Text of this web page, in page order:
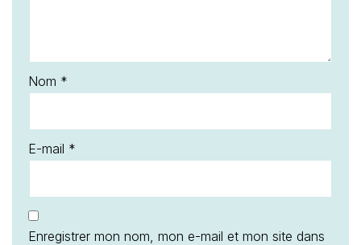
Nom *
E-mail *
Enregistrer mon nom, mon e-mail et mon site dans